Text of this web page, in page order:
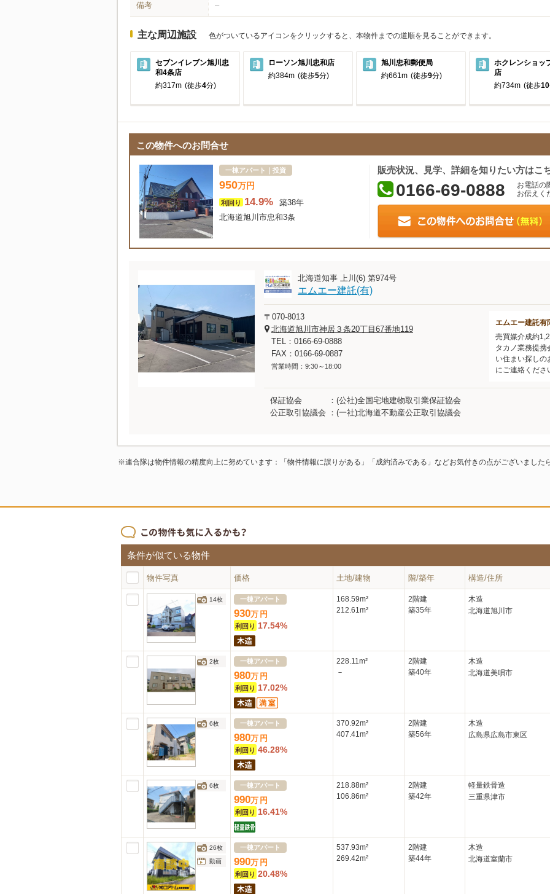
備考 –
主な周辺施設 色がついているアイコンをクリックすると、本物件までの道順を見ることができます。
セブンイレブン旭川忠
和4条店
約317m (徒歩4分)
ローソン旭川忠和店
約384m (徒歩5分)
旭川忠和郵便局
約661m (徒歩9分)
ホクレンショッ
店
約734m (徒歩10
この物件へのお問合せ
一棟アパート｜投資
950万円
利回り 14.9%
築38年
北海道旭川市忠和3条
販売状況、見学、詳細を知りたい方はこ
0166-69-0888
お電話の
お伝えく
北海道知事 上川(6) 第974号
エムエー建託(有)
〒070-8013
北海道旭川市神居３条20丁目67番地119
TEL：0166-69-0888
FAX：0166-69-0887
営業時間：9:30～18:00
エムエー建託有
売買媒介成約
タカノ業務提
い住まい探しの
にご連絡くださ
保証協会
(公社)全国宅地建物取引業保証協会
公正取引協議会
(一社)北海道不動産公正取引協議会
※連合隊は物件情報の精度向上に努めています：「物件情報に誤りがある」「成約済みである」などお気付きの点がございました
条件が似ている物件
物件写真 価格 土地/建物 階/築年 構造/住所
14枚 一棟アパート
930万 円
利回り 17.54%
168.59m²
212.61m²
2階建
築35年
木造
北海道旭川市
2枚 一棟アパート
980万 円
利回り 17.02%
228.11m²
－
2階建
築40年
木造
北海道美唄市
6枚 一棟アパート
980万 円
利回り 46.28%
370.92m²
407.41m²
2階建
築56年
木造
広島県広島市東区
6枚 一棟アパート
990万 円
利回り 16.41%
218.88m²
106.86m²
2階建
築42年
軽量鉄骨造
三重県津市
26枚
動画
一棟アパート
990万 円
利回り 20.48%
537.93m²
269.42m²
2階建
築44年
木造
北海道室蘭市